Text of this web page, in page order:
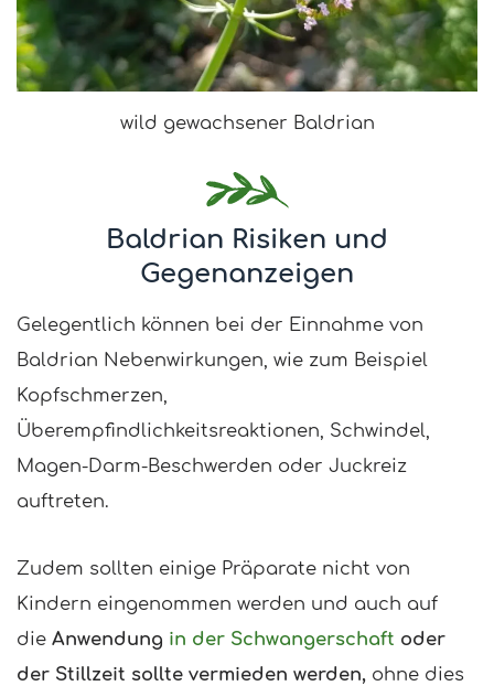
wild gewachsener Baldrian
Baldrian Risiken und
Gegenanzeigen
Gelegentlich können bei der Einnahme von
Baldrian Nebenwirkungen, wie zum Beispiel
Kopfschmerzen,
Überempfindlichkeitsreaktionen, Schwindel,
Magen-Darm-Beschwerden oder Juckreiz
auftreten.
Zudem sollten einige Präparate nicht von
Kindern eingenommen werden und auch auf
die Anwendung in der Schwangerschaft oder
der Stillzeit sollte vermieden werden, ohne dies